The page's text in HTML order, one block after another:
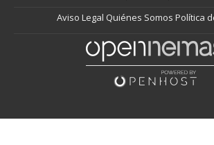
Aviso Legal Quiénes Somos Política